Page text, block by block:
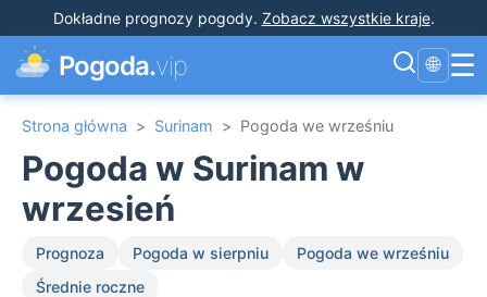
Dokładne prognozy pogody. Zobacz wszystkie kraje.
Pogoda.vip 🌐 ☰
Strona główna > Surinam > Pogoda we wrześniu
Pogoda w Surinam w
wrzesień
Prognoza Pogoda w sierpniu
Pogoda we wrześniu
Średnie roczne